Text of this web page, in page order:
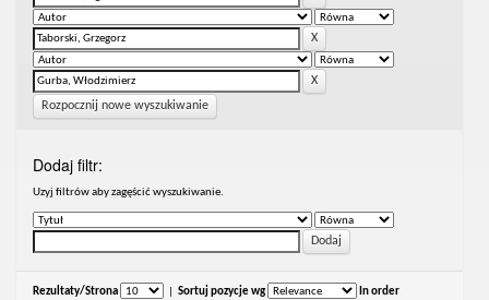
Rozpocznij nowe wyszukiwanie
Dodaj filtr:
Uzyj filtrów aby zagęścić wyszukiwanie.
Rezultaty/Strona Sortuj pozycje wg In order